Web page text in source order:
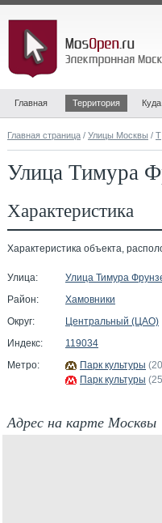
Главная Территория
Главная страница / Улицы Москвы / Т
Улица Тимура
Характеристика
Характеристика объекта,
Улица:
Улица Тимура
Район:
Хамовники
Округ:
Центральный (ЦАО)
Индекс:
119034
Метро:
Парк культуры
Парк культуры
Адрес на карте Москвы